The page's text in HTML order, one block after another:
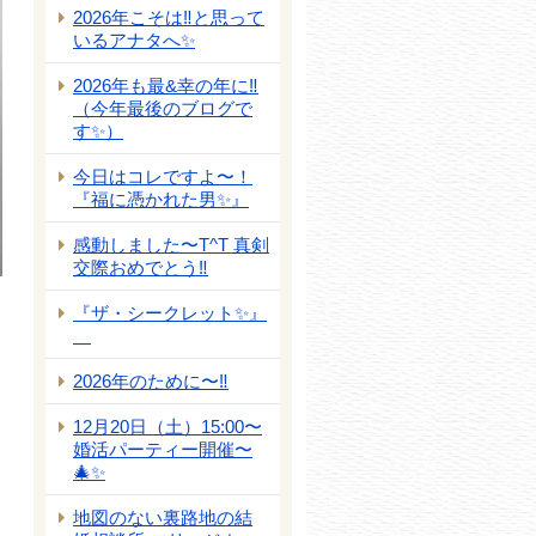
2026年こそは‼️と思って
いるアナタへ✨
2026年も最&幸の年に‼️
（今年最後のブログで
す✨）
今日はコレですよ〜！
『福に憑かれた男✨』
感動しました〜T^T 真剣
交際おめでとう‼️
『ザ・シークレット✨』
2026年のために〜‼️
12月20日（土）15:00〜
婚活パーティー開催〜
🎄✨
地図のない裏路地の結